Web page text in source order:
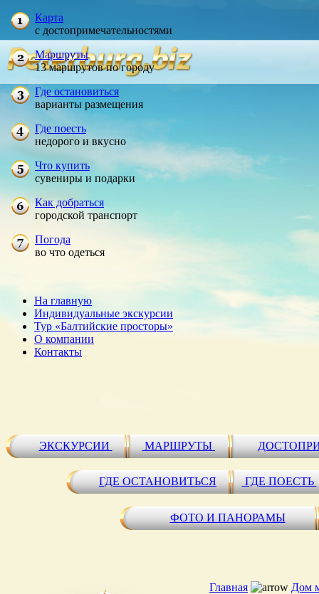
Карта
с достопримечательностями
Маршруты
13 маршрутов по городу
Где остановиться
варианты размещения
Где поесть
недорого и вкусно
Что купить
сувениры и подарки
Как добраться
городской транспорт
Погода
во что одеться
На главную
Индивидуальные экскурсии
Тур «Балтийские просторы»
О компании
Контакты
ЭКСКУРСИИ МАРШРУТЫ
ГДЕ ОСТАНОВИТЬСЯ ГДЕ ПОЕСТЬ
ФОТО И ПАНОРАМЫ
Главная Дом